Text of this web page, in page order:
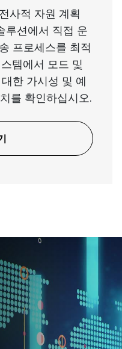
사적 자원 계획
루션에서 직접 운
프로세스를 최적
템에서 모드 및
한 가시성 및 예
를 확인하십시오.